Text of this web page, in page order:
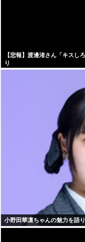
【悲報】渡邊渚さん「キスし
り
小野田華凛ちゃんの魅力を語